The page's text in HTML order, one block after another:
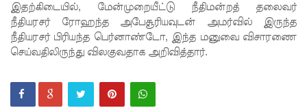
வழிப் பண
மோசடி -
கை!
இதற்கிடையில், மேன்முறையீட்டு நீதிமன்றத் தலைவர்
நீதியரசர் ரோஹந்த அபேசூரியவுடன் அமர்வில் இருந்த
நீதியரசர் பிரியந்த பெர்னாண்டோ, இந்த மனுவை விசாரணை
செய்வதிலிருந்து விலகுவதாக அறிவித்தார்.